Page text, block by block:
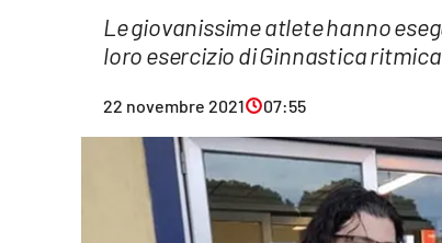
Le giovanissime atlete hanno
loro esercizio di Ginnastica ritmica
22 novembre 2021 07:55